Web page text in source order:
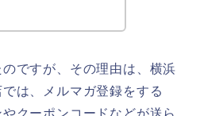
ですが、その理由は、横浜
は、メルマガ登録をする
クーポンコードなどが送ら